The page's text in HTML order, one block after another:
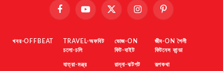
FacebookYouTube X
InstagramPinterest
খবর-OFFBEAT
TRAVEL-অফবিট
চলো-চলি
যাত্রা-মন্ত্র
ভোজ-ON
ফিট-বাইট
রান্না-ঝটপট
জীব-ON শৈলী
ফিটনেস ফান্ডা
রূপকথা